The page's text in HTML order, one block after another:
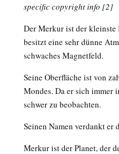
specific copyright info [2]
Der Merkur ist der kleinste
besitzt eine sehr dünne
schwaches Magnetfeld.
Seine Oberfläche ist von
Mondes. Da er sich immer
schwer zu beobachten.
Seinen Namen verdankt er
Merkur ist der Planet, der